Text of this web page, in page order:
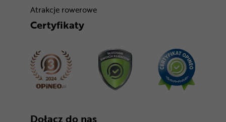
Atrakcje rowerowe
Certyfikaty
Dołącz do nas